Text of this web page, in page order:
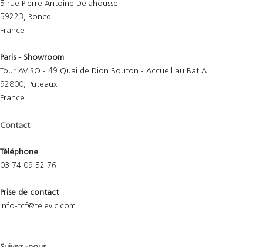
5 rue Pierre Antoine Delahousse
59223, Roncq
France
Paris - Showroom
Tour AVISO - 49 Quai de Dion Bouton - Accueil au Bat A
92800, Puteaux
France
Contact
Téléphone
03 74 09 52 76
Prise de contact
info-tcf@televic.com